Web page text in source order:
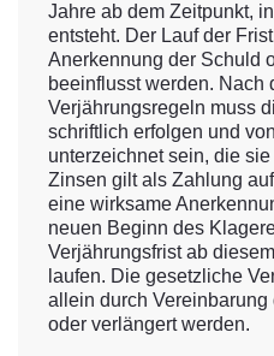
Jahre ab dem Zeitpunkt,
entsteht. Der Lauf der
Anerkennung der Schuld
beeinflusst werden. Nach
Verjährungsregeln muss
schriftlich erfolgen und
unterzeichnet sein, die
Zinsen gilt als Zahlung
eine wirksame
neuen Beginn des
Verjährungsfrist ab
laufen. Die gesetzliche
allein durch Vereinbarung
oder verlängert werden.